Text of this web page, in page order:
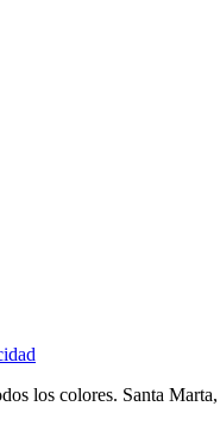
los colores. Santa Marta,